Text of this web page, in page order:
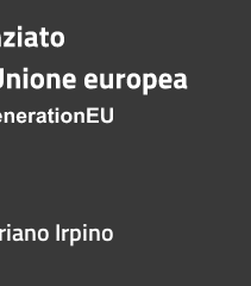
Irpino